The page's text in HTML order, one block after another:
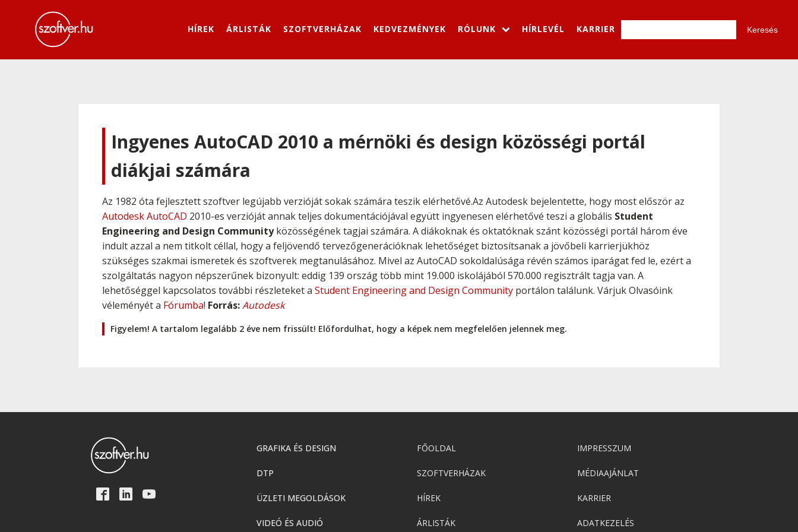
HÍREK ÁRLISTÁK SZOFTVERHÁZAK KEDVEZMÉNYEK RÓLUNK HÍRLEVÉL KARRIER
Ingyenes AutoCAD 2010 a mérnöki és design közösségi portál
diákjai számára
Az 1982 óta fejlesztett szoftver legújabb verzióját sokak számára teszik elérhetővé.Az Autodesk bejelentette, hogy most először az
Autodesk AutoCAD 2010-es verzióját annak teljes dokumentációjával együtt ingyenesen elérhetővé teszi a globális Student
Engineering and Design Communityközösségének tagjai számára. A diákoknak és oktatóknak szánt közösségi portál három éve
indult azzal a nem titkolt céllal, hogy a feljövendő tervezőgenerációknak lehetőséget biztosítsanak a jövőbeli karrierjükhöz
szükséges szakmai ismeretek és szoftverek megtanulásához. Mivel az AutoCAD sokoldalúsága révén számos iparágat fed le, ezért a
szolgáltatás nagyon népszerűnek bizonyult: eddig 139 ország több mint 19.000 iskolájából 570.000 regisztrált tagja van. A
lehetőséggel kapcsolatos további részleteket a Student Engineering and Design Community portálon találunk. Várjuk Olvasóink
véleményét a Fórumba! Forrás:Autodesk
Figyelem! A tartalom legalább 2 éve nem frissült! Előfordulhat, hogy a képek nem megfelelően jelennek meg.
GRAFIKA ÉS DESIGN
DTP
ÜZLETI MEGOLDÁSOK
VIDEÓ ÉS AUDIÓ
FŐOLDAL
SZOFTVERHÁZAK
HÍREK
ÁRLISTÁK
IMPRESSZUM
MÉDIAAJÁNLAT
KARRIER
ADATKEZELÉS